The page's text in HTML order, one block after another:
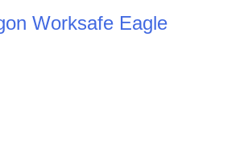
Worksafe Eagle